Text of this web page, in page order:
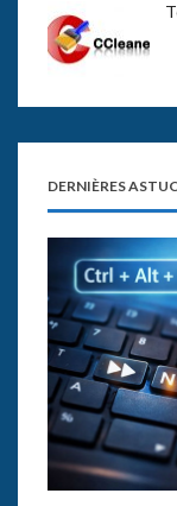
DERNIÈRES